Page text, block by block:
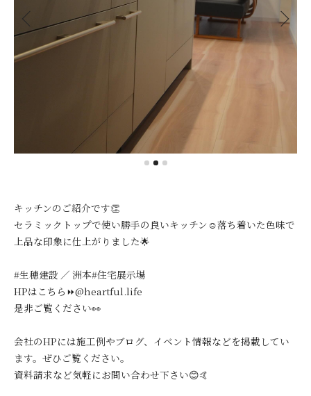
キッチンのご紹介です👏
セラミックトップで使い勝手の良いキッチン☺️落ち着いた色味で
上品な印象に仕上がりました🌟
#生穂建設 ／ 洲本#住宅展示場
HPはこちら⏩@heartful.life
是非ご覧ください👀
会社のHPには施工例やブログ、イベント情報などを掲載してい
ます。ぜひご覧ください。
資料請求など気軽にお問い合わせ下さい😊🤙